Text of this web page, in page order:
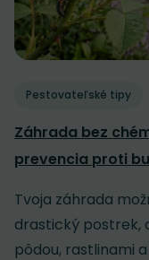
Pestovateľské tipy
Záhrada bez
prevencia proti
Tvoja záhrada
drastický postrek,
pôdou, rastlinami